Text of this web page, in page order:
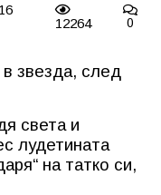
12264 0
звезда, след
света и
лудетината
на татко си,